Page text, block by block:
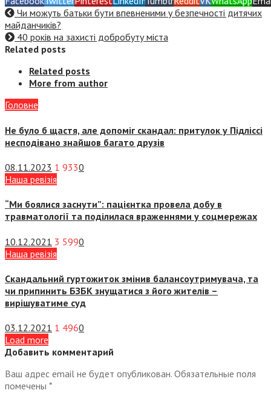
Чи можуть батьки бути впевненими у безпечності дитячих
майданчиків?
40 років на захисті добробуту міста
Related posts
Related posts
More from author
Головне
Не було б щастя, але допоміг скандал: притулок у Підліссі
несподівано знайшов багато друзів
08.11.2023 1 9330
Наша ревізія
“Ми боялися заснути”: пацієнтка провела добу в
травматології та поділилася враженнями у соцмережах
10.12.2021 3 5990
Наша ревізія
Скандальний гуртожиток змінив балансоутримувача, та
чи припинить БЗБК знущатися з його жителів –
вирішуватиме суд
03.12.2021 1 4960
Load more
Добавить комментарий
Ваш адрес email не будет опубликован. Обязательные поля
помечены *